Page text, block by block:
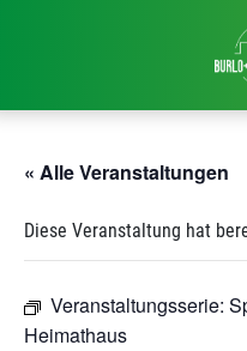
« Alle Veranstaltungen
Diese Veranstaltung hat
Veranstaltungsserie:
Heimathaus